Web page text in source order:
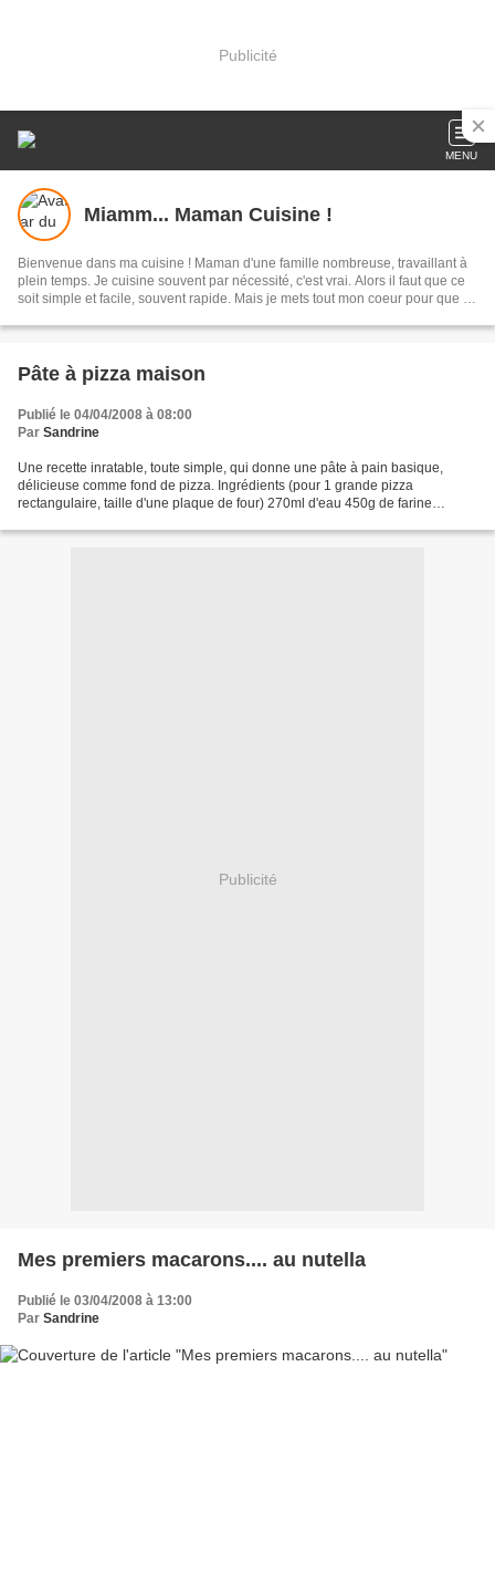
Publicité
MENU
Miamm... Maman Cuisine !
Bienvenue dans ma cuisine ! Maman d'une famille nombreuse, travaillant à
plein temps. Je cuisine souvent par nécessité, c'est vrai. Alors il faut que ce
soit simple et facile, souvent rapide. Mais je mets tout mon coeur pour que ce
Pâte à pizza maison
Publié le 04/04/2008 à 08:00
Par Sandrine
Une recette inratable, toute simple, qui donne une pâte à pain basique,
délicieuse comme fond de pizza. Ingrédients (pour 1 grande pizza
rectangulaire, taille d'une plaque de four) 270ml d'eau 450g de farine
Publicité
Mes premiers macarons.... au nutella
Publié le 03/04/2008 à 13:00
Par Sandrine